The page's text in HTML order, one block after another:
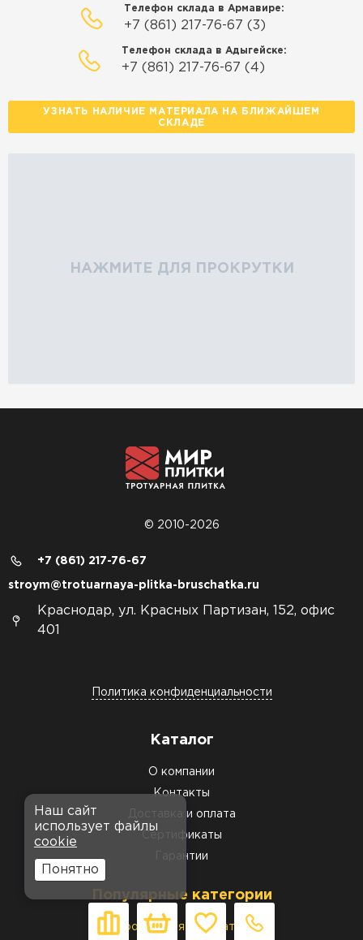
Телефон склада в Армавире:
+7 (861) 217-76-67 (3)
Телефон склада в Адыгейске:
+7 (861) 217-76-67 (4)
УЗНАТЬ НАЛИЧИЕ МАТЕРИАЛА НА БЛИЖАЙШЕМ
СКЛАДЕ
НАЖМИТЕ ДЛЯ ПРОКРУТКИ
© 2010-2026
+7 (861) 217-76-67
stroym@trotuarnaya-plitka-bruschatka.ru
Краснодар, ул. Красных Партизан, 152, офис
401
Политика конфиденциальности
Каталог
О компании
Контакты
Доставка и оплата
Сертификаты
Гарантии
Популярные категории
Тротуарная брусчатка
Наш сайт
использует файлы
cookie
Понятно